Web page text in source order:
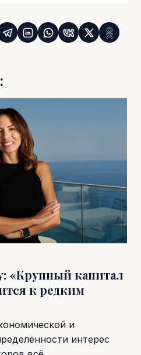
«Крупный капитал
к редким
и
интерес